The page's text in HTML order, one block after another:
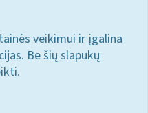
veikimui ir įgalina
Be šių slapukų